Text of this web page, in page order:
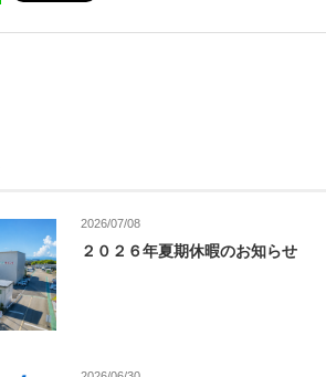
2026/07/08
２０２６年夏期休暇のお知らせ